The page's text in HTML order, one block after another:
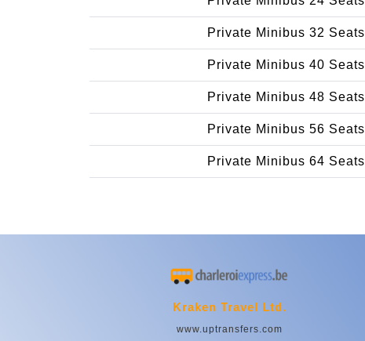
Private Minibus 32 Seats
Private Minibus 40 Seats
Private Minibus 48 Seats
Private Minibus 56 Seats
Private Minibus 64 Seats
Kraken Travel Ltd.
www.uptransfers.com